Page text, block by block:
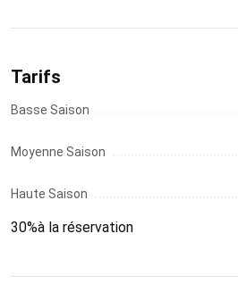
Tarifs
Basse Saison
Moyenne Saison
Haute Saison
30%à la réservation